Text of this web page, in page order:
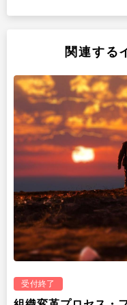
関連する
受付終了